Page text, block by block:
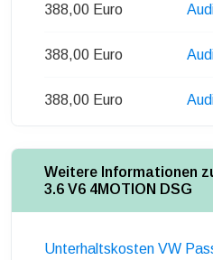
388,00 Euro
388,00 Euro
388,00 Euro
Weitere Informationen
3.6 V6 4MOTION DSG
Unterhaltskosten VW